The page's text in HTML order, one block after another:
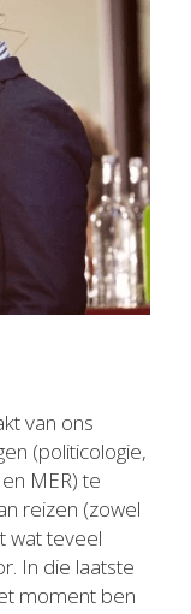
van ons
(politicologie,
MER) te
reizen (zowel
wat teveel
In die laatste
moment ben